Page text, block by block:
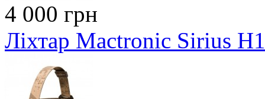
4 000 грн
Ліхтар Mactronic Sirius